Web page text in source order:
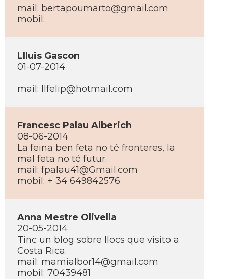
mail: bertapoumarto@gmail.com
mobil:
Llluis Gascon
01-07-2014
mail:
llfelip@hotmail.com
Francesc Palau Alberich
08-06-2014
La feina ben feta no té fronteres, la
mal feta no té futur.
mail: fpalau41@Gmail.com
mobil: + 34 649842576
Anna Mestre Olivella
20-05-2014
Tinc un blog sobre llocs que visito a
Costa Rica.
mail: mamialbor14@gmail.com
mobil: 70439481